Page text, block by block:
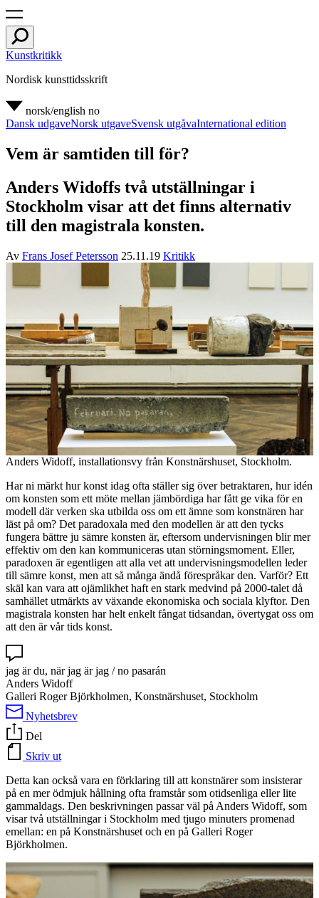
Kunstkritikk
Nordisk kunsttidsskrift
norsk/english no
Dansk udgaveNorsk utgaveSvensk utgåvaInternational edition
Vem är samtiden till för?
Anders Widoffs två utställningar i
Stockholm visar att det finns alternativ
till den magistrala konsten.
Av Frans Josef Petersson 25.11.19 Kritikk
Anders Widoff, installationsvy från Konstnärshuset, Stockholm.
Har ni märkt hur konst idag ofta ställer sig över betraktaren, hur idén
om konsten som ett möte mellan jämbördiga har fått ge vika för en
modell där verken ska utbilda oss om ett ämne som konstnären har
läst på om? Det paradoxala med den modellen är att den tycks
fungera bättre ju sämre konsten är, eftersom undervisningen blir mer
effektiv om den kan kommuniceras utan störningsmoment. Eller,
paradoxen är egentligen att alla vet att undervisningsmodellen leder
till sämre konst, men att så många ändå förespråkar den. Varför? Ett
skäl kan vara att ojämlikhet haft en stark medvind på 2000-talet då
samhället utmärkts av växande ekonomiska och sociala klyftor. Den
magistrala konsten har helt enkelt fångat tidsandan, övertygat oss om
att den är vår tids konst.
jag är du, när jag är jag / no pasarán
Anders Widoff
Galleri Roger Björkholmen, Konstnärshuset, Stockholm
Nyhetsbrev
Del
Skriv ut
Detta kan också vara en förklaring till att konstnärer som insisterar
på en mer ödmjuk hållning ofta framstår som otidsenliga eller lite
gammaldags. Den beskrivningen passar väl på Anders Widoff, som
visar två utställningar i Stockholm med tjugo minuters promenad
emellan: en på Konstnärshuset och en på Galleri Roger
Björkholmen.